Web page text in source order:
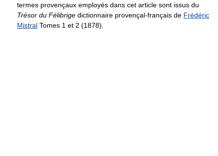
termes provençaux employés dans cet article sont issus du
Trésor du Félibrige dictionnaire provençal-français de Frédéric
Mistral Tomes 1 et 2 (1878).